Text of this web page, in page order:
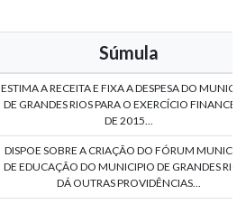
Súmula
ESTIMA A RECEITA E FIXA A DESPESA DO
DE GRANDES RIOS PARA O EXERCÍCIO
DE 2015...
DISPOE SOBRE A CRIAÇÃO DO FÓRUM
DE EDUCAÇÃO DO MUNICIPIO DE GRANDES
DÁ OUTRAS PROVIDÊNCIAS...